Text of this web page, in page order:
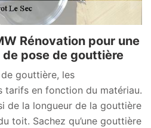
Rénovation pour une
pose de gouttière
gouttière, les
tarifs en fonction du matériau.
de la longueur de la gouttière
toit. Sachez qu’une gouttière